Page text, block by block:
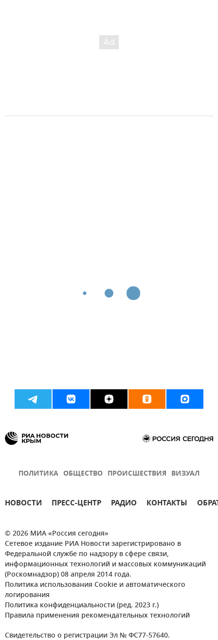
ПОЛИТИКА ОБЩЕСТВО ПРОИСШЕСТВИЯ ВИЗУАЛ
НОВОСТИ ПРЕСС-ЦЕНТР РАДИО КОНТАКТЫ
© 2026 МИА «Россия сегодня»
Сетевое издание РИА Новости зарегистрировано в
Федеральной службе по надзору в сфере связи,
информационных технологий и массовых коммуникаций
(Роскомнадзор) 08 апреля 2014 года.
Политика использования Cookie и автоматического
логирования
Политика конфиденциальности (ред. 2023 г.)
Правила применения рекомендательных технологий
Свидетельство о регистрации Эл № ФС77-57640.